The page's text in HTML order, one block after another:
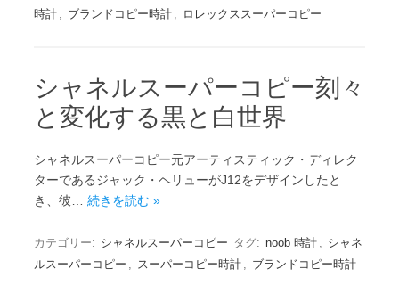
時計 , ブランドコピー時計 , ロレックススーパーコピー
シャネルスーパーコピー刻々
と変化する黒と白世界
シャネルスーパーコピー元アーティスティック・ディレク
ターであるジャック・ヘリューがJ12をデザインしたと
き、彼… 続きを読む »
カテゴリー: シャネルスーパーコピー タグ: noob 時計 , シャネ
ルスーパーコピー , スーパーコピー時計 , ブランドコピー時計